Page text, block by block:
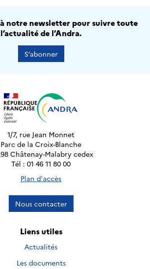
notre newsletter pour suivre toute
l’actualité de l’Andra.
S’abonner
1/7, rue Jean Monnet
Parc de la Croix-Blanche
Châtenay-Malabry cedex
Tél : 01 46 11 80 00
Plan d'accès
Nous contacter
Liens utiles
Actualités
Les documents